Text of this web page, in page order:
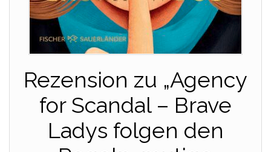
Rezension zu „Agency
for Scandal – Brave
Ladys folgen den